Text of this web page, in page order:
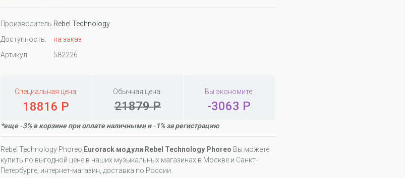
Производитель Rebel Technology
Доступность:
на заказ
Артикул:
582226
Специальная цена:
18816 Р
Обычная цена:
21879 Р
Вы экономите:
-3063 Р
*еще -3% в корзине при оплате наличными и -1% за регистрацию
Rebel Technology Phoreo Eurorack модули Rebel Technology Phoreo Вы можете
купить по выгодной цене в наших музыкальных магазинах в Москве и Санкт-
Петербурге, интернет-магазин, доставка по России.